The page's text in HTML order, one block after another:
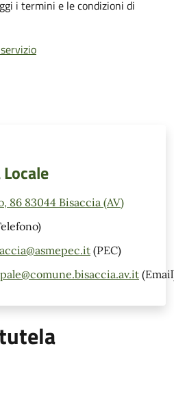
i termini e le condizioni di
86 83044 Bisaccia (AV)
(PEC)